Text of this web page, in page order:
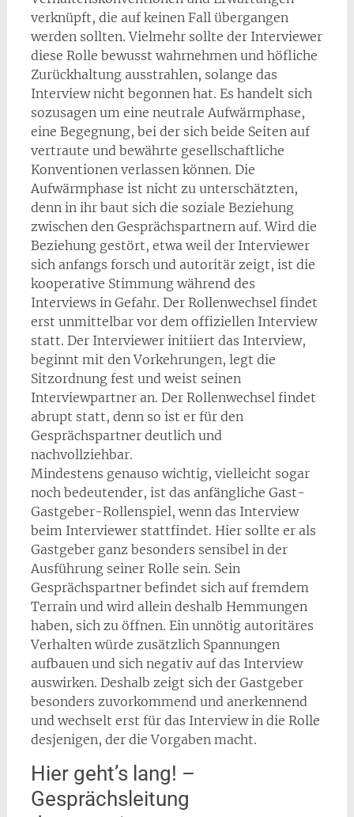
verknüpft, die auf keinen Fall übergangen
werden sollten. Vielmehr sollte der Interviewer
diese Rolle bewusst wahrnehmen und höfliche
Zurückhaltung ausstrahlen, solange das
Interview nicht begonnen hat. Es handelt sich
sozusagen um eine neutrale Aufwärmphase,
eine Begegnung, bei der sich beide Seiten auf
vertraute und bewährte gesellschaftliche
Konventionen verlassen können. Die
Aufwärmphase ist nicht zu unterschätzten,
denn in ihr baut sich die soziale Beziehung
zwischen den Gesprächspartnern auf. Wird die
Beziehung gestört, etwa weil der Interviewer
sich anfangs forsch und autoritär zeigt, ist die
kooperative Stimmung während des
Interviews in Gefahr. Der Rollenwechsel findet
erst unmittelbar vor dem offiziellen Interview
statt. Der Interviewer initiiert das Interview,
beginnt mit den Vorkehrungen, legt die
Sitzordnung fest und weist seinen
Interviewpartner an. Der Rollenwechsel findet
abrupt statt, denn so ist er für den
Gesprächspartner deutlich und
nachvollziehbar.
Mindestens genauso wichtig, vielleicht sogar
noch bedeutender, ist das anfängliche Gast-
Gastgeber-Rollenspiel, wenn das Interview
beim Interviewer stattfindet. Hier sollte er als
Gastgeber ganz besonders sensibel in der
Ausführung seiner Rolle sein. Sein
Gesprächspartner befindet sich auf fremdem
Terrain und wird allein deshalb Hemmungen
haben, sich zu öffnen. Ein unnötig autoritäres
Verhalten würde zusätzlich Spannungen
aufbauen und sich negativ auf das Interview
auswirken. Deshalb zeigt sich der Gastgeber
besonders zuvorkommend und anerkennend
und wechselt erst für das Interview in die Rolle
desjenigen, der die Vorgaben macht.
Hier geht’s lang! –
Gesprächsleitung